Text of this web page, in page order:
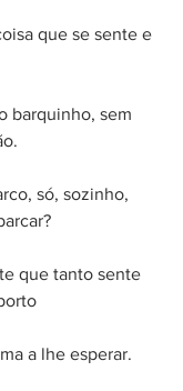
que se sente e
barquinho, sem
só, sozinho,
que tanto sente
a lhe esperar.